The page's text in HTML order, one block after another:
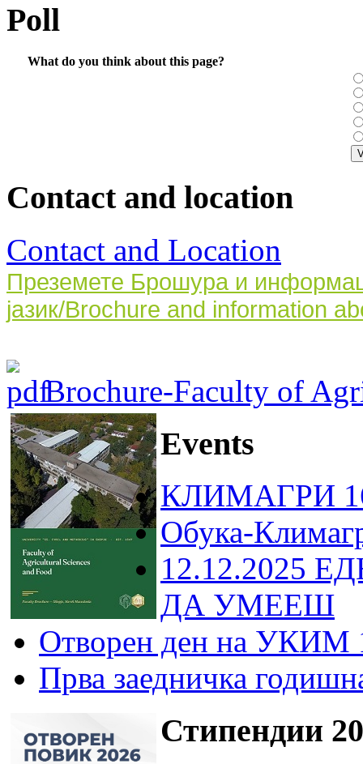
Poll
What do you think about this page?
Contact and location
Contact and Location
Преземете Брошура и
јазик/Brochure and information
Brochure-Faculty of
Events
КЛИМАГРИ
Обука-
12.12.2025
ДА УМЕЕШ
Отворен ден на УКИМ
Прва заедничка
Стипендии